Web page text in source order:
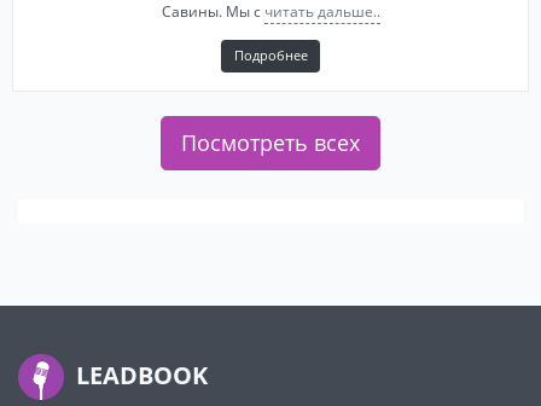
Савины. Мы с читать дальше..
Подробнее
Посмотреть всех
LEADBOOK